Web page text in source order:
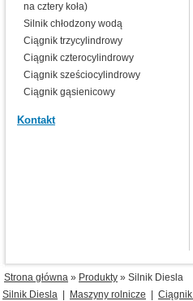
na cztery koła)
Silnik chłodzony wodą
Ciągnik trzycylindrowy
Ciągnik czterocylindrowy
Ciągnik sześciocylindrowy
Ciągnik gąsienicowy
Kontakt
Strona główna » Produkty » Silnik Diesla
Silnik Diesla
Maszyny rolnicze Ciągnik